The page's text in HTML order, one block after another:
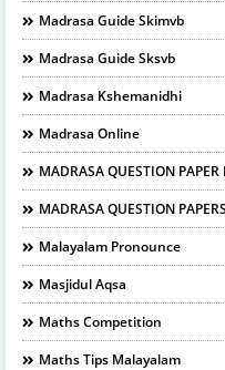
Madrasa Guide Skimvb
Madrasa Guide Sksvb
Madrasa Kshemanidhi
Madrasa Online
MADRASA QUESTION
MADRASA QUESTION PAPERS
Malayalam Pronounce
Masjidul Aqsa
Maths Competition
Maths Tips Malayalam